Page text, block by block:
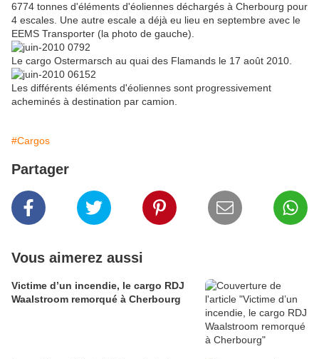
6774 tonnes d'éléments d'éoliennes déchargés à Cherbourg pour
4 escales. Une autre escale a déjà eu lieu en septembre avec le
EEMS Transporter (la photo de gauche).
Le cargo Ostermarsch au quai des Flamands le 17 août 2010.
Les différents éléments d'éoliennes sont progressivement
acheminés à destination par camion.
#Cargos
Partager
Vous aimerez aussi
Victime d’un incendie, le cargo RDJ
Waalstroom remorqué à Cherbourg